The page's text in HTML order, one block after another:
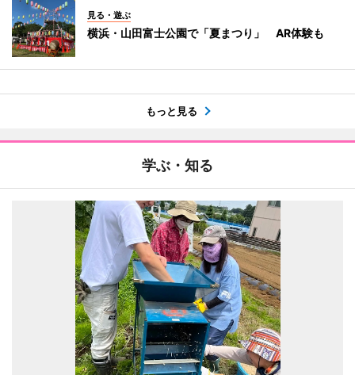
見る・遊ぶ
横浜・山田富士公園で「夏まつり」 AR体験も
もっと見る
学ぶ・知る